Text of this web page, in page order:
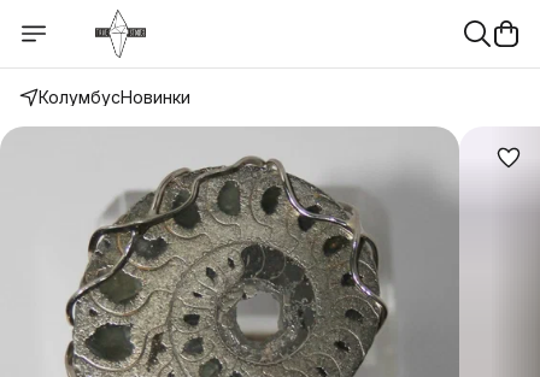
КолумбусНовинки